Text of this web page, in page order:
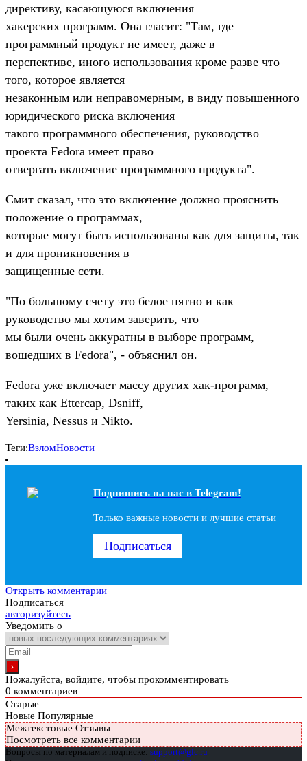
директиву, касающуюся включения
хакерских программ. Она гласит: "Там, где
программный продукт не имеет, даже в
перспективе, иного использования кроме разве что
того, которое является
незаконным или неправомерным, в виду повышенного
юридического риска включения
такого программного обеспечения, руководство
проекта Fedora имеет право
отвергать включение программного продукта".
Смит сказал, что это включение должно прояснить
положение о программах,
которые могут быть использованы как для защиты, так
и для проникновения в
защищенные сети.
"По большому счету это белое пятно и как
руководство мы хотим заверить, что
мы были очень аккуратны в выборе программ,
вошедших в Fedora", - объяснил он.
Fedora уже включает массу других хак-программ,
таких как Ettercap, Dsniff,
Yersinia, Nessus и Nikto.
Теги:ВзломНовости
Подпишись на наc в Telegram!
Только важные новости и лучшие статьи
Подписаться
Открыть комментарии
Подписаться
авторизуйтесь
Уведомить о
Пожалуйста, войдите, чтобы прокомментировать
0 комментариев
Старые
Новые Популярные
Межтекстовые Отзывы
Посмотреть все комментарии
Вопросы по материалам и подписке: support@glc.ru